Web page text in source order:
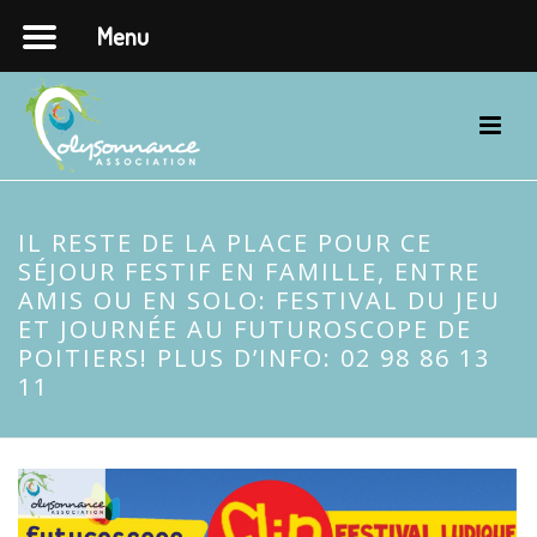
IL RESTE DE LA PLACE POUR CE
SÉJOUR FESTIF EN FAMILLE, ENTRE
AMIS OU EN SOLO: FESTIVAL DU JEU
ET JOURNÉE AU FUTUROSCOPE DE
POITIERS! PLUS D’INFO: 02 98 86 13
11
Menu